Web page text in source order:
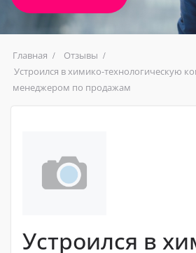
Главная
Отзывы
Устроился в химико-технологическую
менеджером по продажам
Устроился в